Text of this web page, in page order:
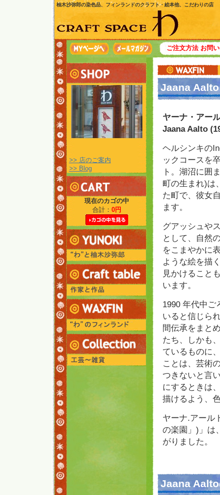
柚木沙弥郎の染色品、フィンランドのクラフト・絵本他、こだわりの店
ご注文方法 お問
>> 店のご案内
>> Blog
現在のカゴの中
合計： 0円
Jaana Aalto
ヤーナ・アー
Jaana Aalto
ヘルシンキの
ックコースを
ト。湖沼に囲
町の生まれ)は
た町で、彼女
ます。
グアッシュや
として、自然
をこまやかに
ような絵を描
見かけること
います。
1990 年代中ご
いると信じら
間伝承をまと
たち、しかも
ているものに
ことは、芸術
つきないと言
にするときは
描けるよう、
ヤーナ.アール
の楽園」)」は
がりました。
Jaana